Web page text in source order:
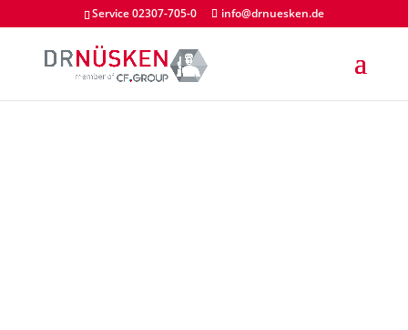
Service 02307-705-0 info@drnuesken.de